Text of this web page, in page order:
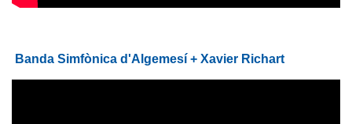
Banda Simfònica d'Algemesí + Xavier Richart